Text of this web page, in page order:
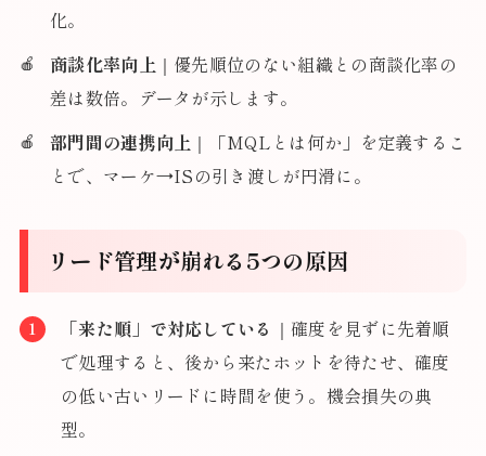
化。
商談化率向上 ｜優先順位のない組織との商談化率の
差は数倍。データが示します。
部門間の連携向上 ｜「MQLとは何か」を定義するこ
とで、マーケ→ISの引き渡しが円滑に。
リード管理が崩れる5つの原因
「来た順」で対応している ｜確度を見ずに先着順
で処理すると、後から来たホットを待たせ、確度
の低い古いリードに時間を使う。機会損失の典
型。